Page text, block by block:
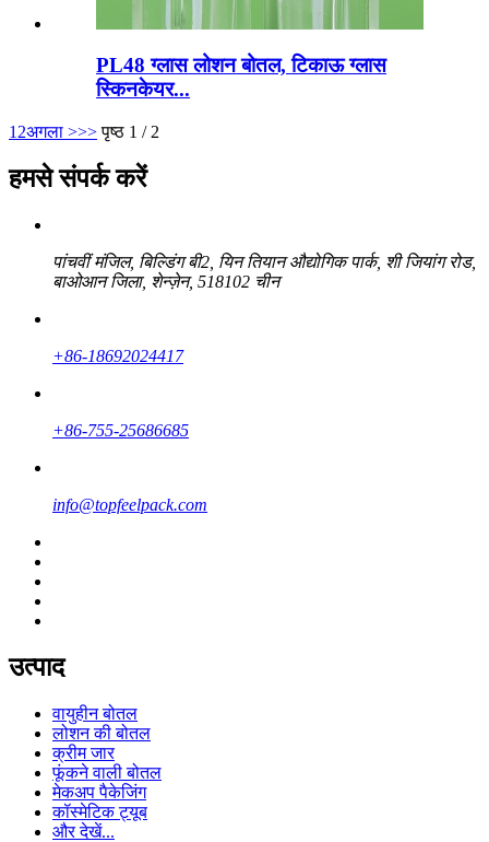
PL48 ग्लास लोशन बोतल, टिकाऊ ग्लास
स्किनकेयर...
1 2अगला >>> पृष्ठ 1 / 2
हमसे संपर्क करें
पांचवीं मंजिल, बिल्डिंग बी2, यिन तियान औद्योगिक पार्क, शी जियांग रोड,
बाओआन जिला, शेन्ज़ेन, 518102 चीन
+86-18692024417
+86-755-25686685
info@topfeelpack.com
उत्पाद
वायुहीन बोतल
लोशन की बोतल
क्रीम जार
फूंकने वाली बोतल
मेकअप पैकेजिंग
कॉस्मेटिक ट्यूब
और देखें...